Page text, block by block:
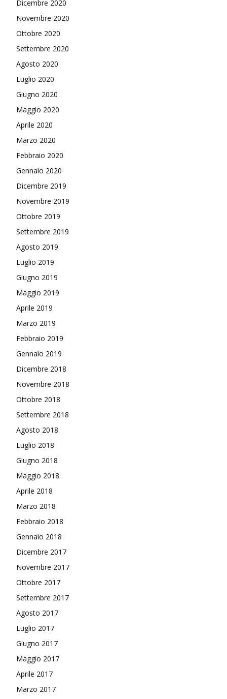
Dicembre 2020
Novembre 2020
Ottobre 2020
Settembre 2020
Agosto 2020
Luglio 2020
Giugno 2020
Maggio 2020
Aprile 2020
Marzo 2020
Febbraio 2020
Gennaio 2020
Dicembre 2019
Novembre 2019
Ottobre 2019
Settembre 2019
Agosto 2019
Luglio 2019
Giugno 2019
Maggio 2019
Aprile 2019
Marzo 2019
Febbraio 2019
Gennaio 2019
Dicembre 2018
Novembre 2018
Ottobre 2018
Settembre 2018
Agosto 2018
Luglio 2018
Giugno 2018
Maggio 2018
Aprile 2018
Marzo 2018
Febbraio 2018
Gennaio 2018
Dicembre 2017
Novembre 2017
Ottobre 2017
Settembre 2017
Agosto 2017
Luglio 2017
Giugno 2017
Maggio 2017
Aprile 2017
Marzo 2017